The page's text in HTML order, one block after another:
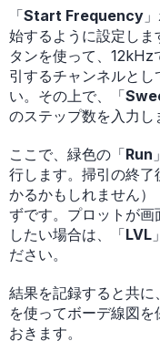
「Start Frequency
始するように設定しま
タンを使って、
引するチャンネルと
い。その上で、「
のステップ数を入力し
ここで、緑色の「Run
行します。掃引の終
かるかもしれません
ずです。プロットが
したい場合は、「LVL
ださい。
結果を記録すると共
を使ってボーデ線図
おきます。